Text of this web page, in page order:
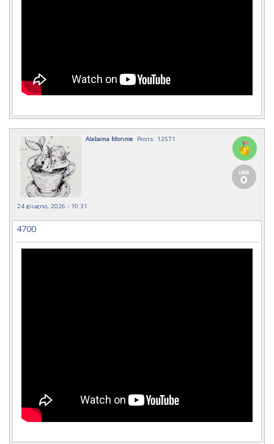
Alabama Monroe Posts: 12571
24 giugno, 2026 - 10:31
4700